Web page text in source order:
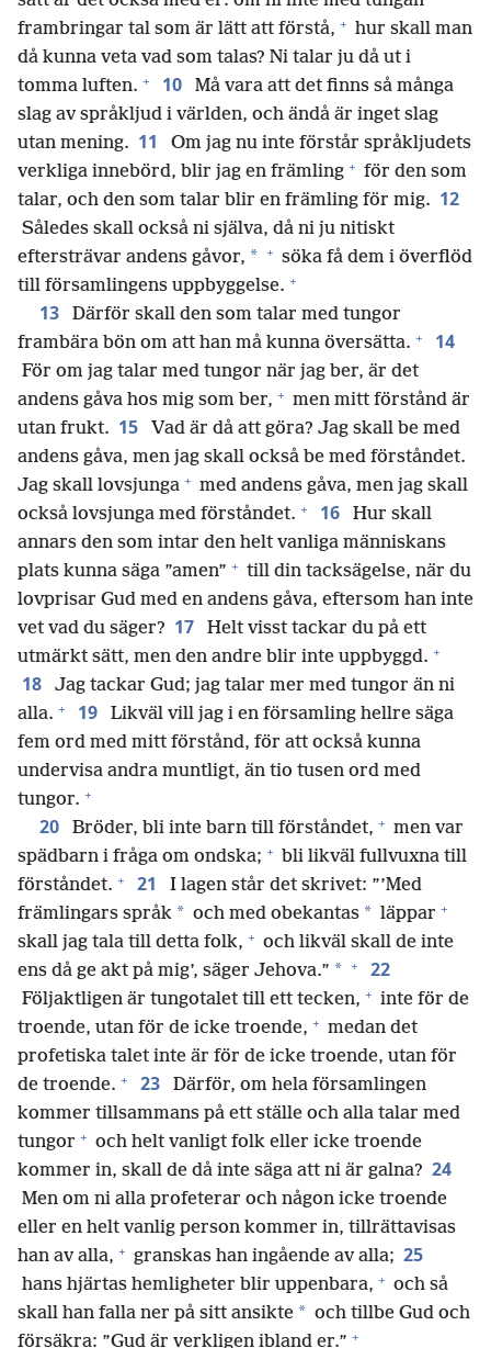
frambringar tal som är lätt att förstå, + hur skall man
då kunna veta vad som talas? Ni talar ju då ut i
tomma luften. + 10
Må vara att det finns så många
slag av språkljud i världen, och ändå är inget slag
utan mening. 11
Om jag nu inte förstår språkljudets
verkliga innebörd, blir jag en främling + för den som
talar, och den som talar blir en främling för mig. 12
Således skall också ni själva, då ni ju nitiskt
eftersträvar andens gåvor, * + söka få dem i överflöd
till församlingens uppbyggelse. +
13
Därför skall den som talar med tungor
frambära bön om att han må kunna översätta. + 14
För om jag talar med tungor när jag ber, är det
andens gåva hos mig som ber, + men mitt förstånd är
utan frukt. 15
Vad är då att göra? Jag skall be med
andens gåva, men jag skall också be med förståndet.
Jag skall lovsjunga + med andens gåva, men jag skall
också lovsjunga med förståndet. + 16
Hur skall
annars den som intar den helt vanliga människans
plats kunna säga ”amen” + till din tacksägelse, när du
lovprisar Gud med en andens gåva, eftersom han inte
vet vad du säger? 17
Helt visst tackar du på ett
utmärkt sätt, men den andre blir inte uppbyggd. +
18
Jag tackar Gud; jag talar mer med tungor än ni
alla. + 19
Likväl vill jag i en församling hellre säga
fem ord med mitt förstånd, för att också kunna
undervisa andra muntligt, än tio tusen ord med
tungor. +
20 Bröder, bli inte barn till förståndet, + men var
spädbarn i fråga om ondska; + bli likväl fullvuxna till
förståndet. + 21
I lagen står det skrivet: ”’Med
främlingars språk * och med obekantas * läppar +
skall jag tala till detta folk, + och likväl skall de inte
ens då ge akt på mig’, säger Jehova.” * + 22
Följaktligen är tungotalet till ett tecken, + inte för de
troende, utan för de icke troende, + medan det
profetiska talet inte är för de icke troende, utan för
de troende. + 23
Därför, om hela församlingen
kommer tillsammans på ett ställe och alla talar med
tungor + och helt vanligt folk eller icke troende
kommer in, skall de då inte säga att ni är galna? 24
Men om ni alla profeterar och någon icke troende
eller en helt vanlig person kommer in, tillrättavisas
han av alla, + granskas han ingående av alla; 25
hans hjärtas hemligheter blir uppenbara, + och så
skall han falla ner på sitt ansikte * och tillbe Gud och
försäkra: ”Gud är verkligen ibland er.” +